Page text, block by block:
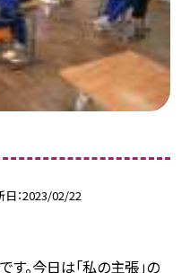
日 2023/02/22
。今日は「私の主張」の